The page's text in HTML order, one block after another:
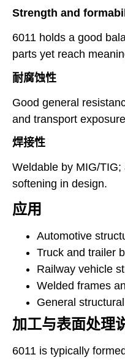
Strength and
6011 holds a good
parts yet reach
耐腐蚀性
Good general
and transport
焊接性
Weldable by MIG/
softening in design.
应用
Automotive
Truck and trailer
Railway vehicle
Welded frames
General
加工与表面处理
6011 is typically